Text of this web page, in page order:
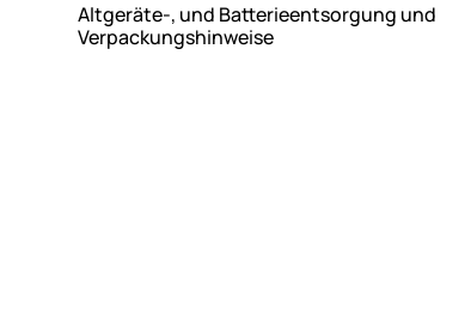
Altgeräte-, und Batterieentsorgung und
Verpackungshinweise